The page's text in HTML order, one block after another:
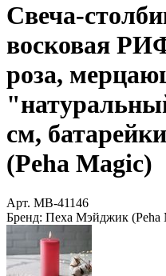
Свеча-
восковая
роза,
см,
(Peha Magic)
Арт. MB-41146
Бренд: Пеха Мэйджик (Peha